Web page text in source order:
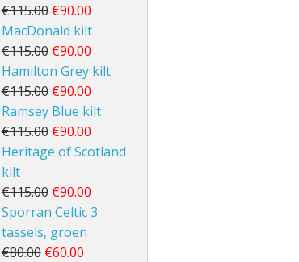
€115.00 €90.00
MacDonald kilt
€115.00 €90.00
Hamilton Grey kilt
€115.00 €90.00
Ramsey Blue kilt
€115.00 €90.00
Heritage of Scotland
kilt
€115.00 €90.00
Sporran Celtic 3
tassels, groen
€80.00 €60.00